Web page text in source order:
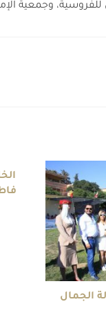
وجمعية
الجمال